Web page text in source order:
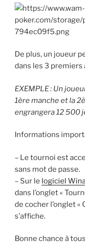
De plus, un joueur
dans les 3
EXEMPLE : Un
1ère manche et la
engrangera 12 500
Informations
– Le tournoi est
sans mot de passe.
– Sur le logiciel
dans l’onglet «
de cocher l’onglet
s’affiche.
Bonne chance à